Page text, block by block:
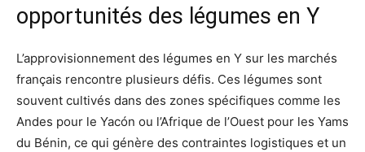
opportunités des légumes en Y
L’approvisionnement des légumes en Y sur les marchés
français rencontre plusieurs défis. Ces légumes sont
souvent cultivés dans des zones spécifiques comme les
Andes pour le Yacón ou l’Afrique de l’Ouest pour les Yams
du Bénin, ce qui génère des contraintes logistiques et un